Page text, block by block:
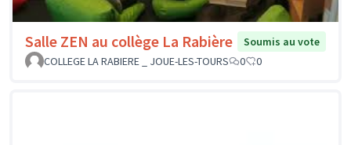
Salle ZEN au collège La Rabière
Soumis au vote
COLLEGE LA RABIERE _ JOUE-LES-TOURS
0 0